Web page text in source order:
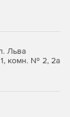
Льва
1, комн. № 2, 2а